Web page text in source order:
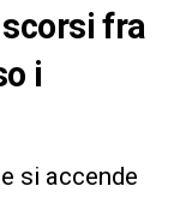
fra
i
si accende